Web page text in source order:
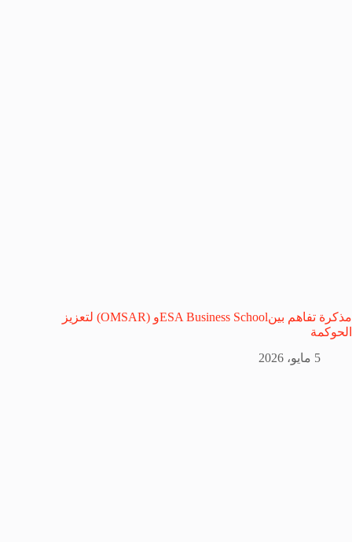
مذكرة تفاهم بينESA Business Schoolو (OMSAR) لتعزيز
الحوكمة
5 مايو، 2026